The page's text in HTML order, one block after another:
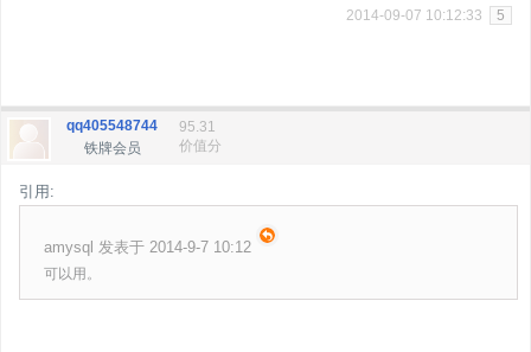
2014-09-07 10:12:33 5
qq405548744
铁牌会员
95.31
价值分
引用:
amysql 发表于 2014-9-7 10:12
可以用。